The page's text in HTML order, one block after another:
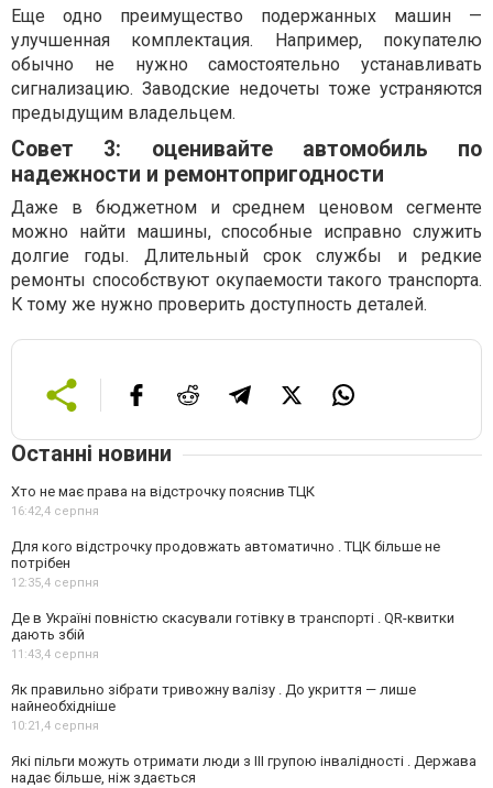
Еще одно преимущество подержанных машин —
улучшенная комплектация. Например, покупателю
обычно не нужно самостоятельно устанавливать
сигнализацию. Заводские недочеты тоже устраняются
предыдущим владельцем.
Совет 3: оценивайте автомобиль по
надежности и ремонтопригодности
Даже в бюджетном и среднем ценовом сегменте
можно найти машины, способные исправно служить
долгие годы. Длительный срок службы и редкие
ремонты способствуют окупаемости такого транспорта.
К тому же нужно проверить доступность деталей.
Останні новини
Хто не має права на відстрочку пояснив ТЦК
16:42,4 серпня
Для кого відстрочку продовжать автоматично . ТЦК більше не
потрібен
12:35,4 серпня
Де в Україні повністю скасували готівку в транспорті . QR-квитки
дають збій
11:43,4 серпня
Як правильно зібрати тривожну валізу . До укриття — лише
найнеобхідніше
10:21,4 серпня
Які пільги можуть отримати люди з III групою інвалідності . Держава
надає більше, ніж здається